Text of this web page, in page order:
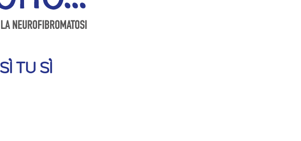
TU SÌ